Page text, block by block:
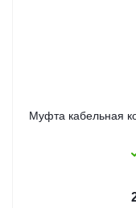
Муфта кабельная